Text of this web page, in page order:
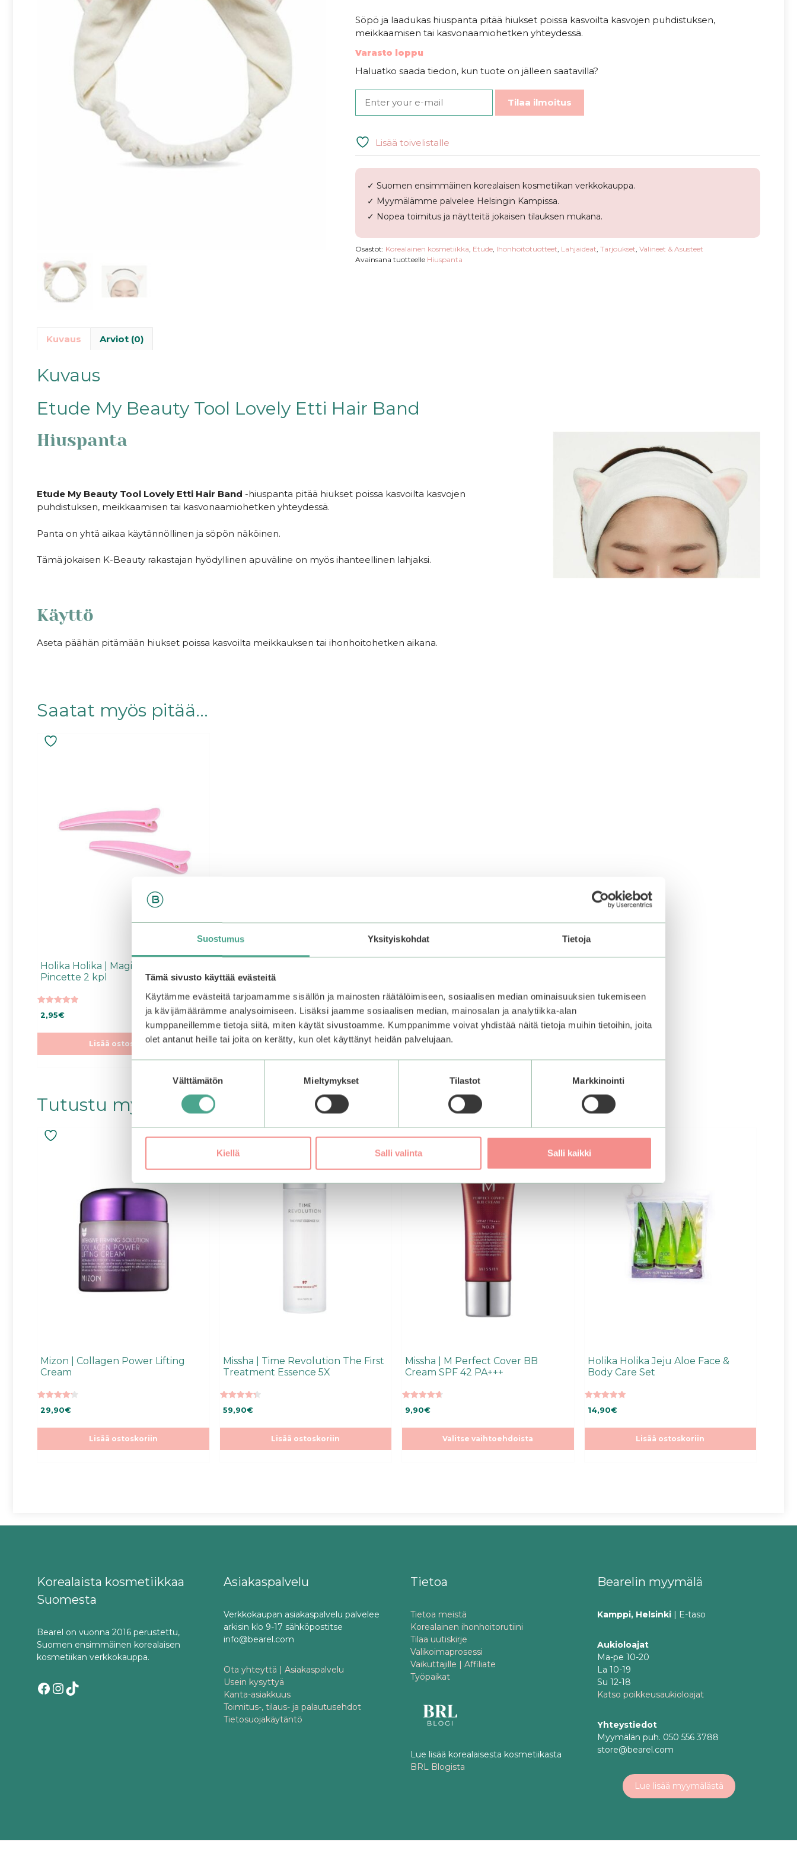
Suostumus Yksityiskohdat Tietoja
Tämä sivusto käyttää evästeitä
Käytämme evästeitä tarjoamamme sisällön ja mainosten räätälöimiseen, sosiaalisen median ominaisuuksien tukemiseen
ja kävijämäärämme analysoimiseen. Lisäksi jaamme sosiaalisen median, mainosalan ja analytiikka-alan
kumppaneillemme tietoja siitä, miten käytät sivustoamme. Kumppanimme voivat yhdistää näitä tietoja muihin tietoihin, joita
olet antanut heille tai joita on kerätty, kun olet käyttänyt heidän palvelujaan.
Välttämätön Mieltymykset Tilastot Markkinointi
Kiellä Salli valinta Salli kaikki
Söpö ja laadukas hiuspanta pitää hiukset poissa kasvoilta kasvojen puhdistuksen,
meikkaamisen tai kasvonaamiohetken yhteydessä.
Varasto loppu
Haluatko saada tiedon, kun tuote on jälleen saatavilla?
Tilaa ilmoitus
Lisää toivelistalle
✓ Suomen ensimmäinen korealaisen kosmetiikan verkkokauppa.
✓ Myymälämme palvelee Helsingin Kampissa.
✓ Nopea toimitus ja näytteitä jokaisen tilauksen mukana.
Osastot: Korealainen kosmetiikka, Etude, Ihonhoitotuotteet, Lahjaideat, Tarjoukset, Välineet & Asusteet
Avainsana tuotteelle Hiuspanta
Kuvaus Arviot (0)
Kuvaus
Etude My Beauty Tool Lovely Etti Hair Band
Hiuspanta
Etude My Beauty Tool Lovely Etti Hair Band -hiuspanta pitää hiukset poissa kasvoilta kasvojen
puhdistuksen, meikkaamisen tai kasvonaamiohetken yhteydessä.
Panta on yhtä aikaa käytännöllinen ja söpön näköinen.
Tämä jokaisen K-Beauty rakastajan hyödyllinen apuväline on myös ihanteellinen lahjaksi.
Käyttö
Aseta päähän pitämään hiukset poissa kasvoilta meikkauksen tai ihonhoitohetken aikana.
Saatat myös pitää...
Holika Holika | Magic Tool Hair
Pincette 2 kpl
5.00
5:stä
2,95€
Lisää ostoskoriin
Tutustu myös
Mizon | Collagen Power Lifting
Cream
5:stä
29,90€
Lisää ostoskoriin
Missha | Time Revolution The First
Treatment Essence 5X
5:stä
59,90€
Lisää ostoskoriin
Missha | M Perfect Cover BB
Cream SPF 42 PA+++
5:stä
9,90€
Valitse vaihtoehdoista
Tällä
tuotteella
on
useampi
muunnelma.
Holika Holika Jeju Aloe Face &
Body Care Set
5:stä
14,90€
Lisää ostoskoriin
Korealaista kosmetiikkaa
Suomesta
Bearel on vuonna 2016 perustettu,
Suomen ensimmäinen korealaisen
kosmetiikan verkkokauppa.
Facebook
Instagram
TikTok
Asiakaspalvelu
Verkkokaupan asiakaspalvelu palvelee
arkisin klo 9-17 sähköpostitse
info@bearel.com
Ota yhteyttä | Asiakaspalvelu
Usein kysyttyä
Kanta-asiakkuus
Toimitus-, tilaus- ja palautusehdot
Tietosuojakäytäntö
Tietoa
Tietoa meistä
Korealainen ihonhoitorutiini
Tilaa uutiskirje
Valikoimaprosessi
Vaikuttajille | Affiliate
Työpaikat
Lue lisää korealaisesta kosmetiikasta
BRL Blogista
Bearelin myymälä
Kamppi, Helsinki | E-taso
Aukioloajat
Ma-pe 10-20
La 10-19
Su 12-18
Katso poikkeusaukioloajat
Yhteystiedot
Myymälän puh. 050 556 3788
store@bearel.com
Lue lisää myymälästä